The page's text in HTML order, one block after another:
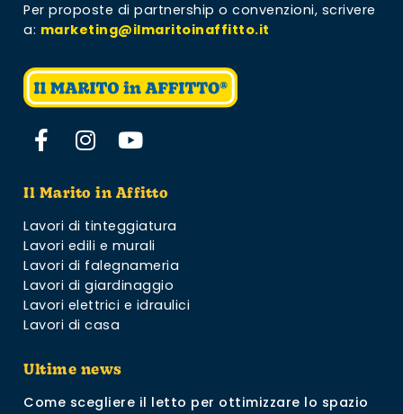
Per proposte di partnership o convenzioni, scrivere
a: marketing@ilmaritoinaffitto.it
Il Marito in Affitto
Lavori di tinteggiatura
Lavori edili e murali
Lavori di falegnameria
Lavori di giardinaggio
Lavori elettrici e idraulici
Lavori di casa
Ultime news
Come scegliere il letto per ottimizzare lo spazio